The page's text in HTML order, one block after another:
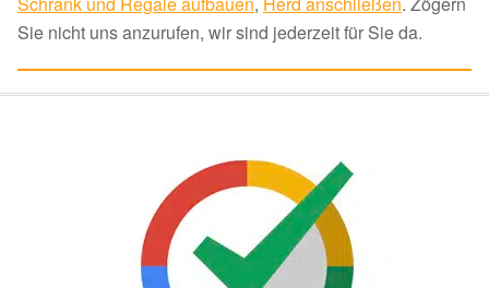
Sie nicht uns anzurufen, wir sind jederzeit für Sie da.